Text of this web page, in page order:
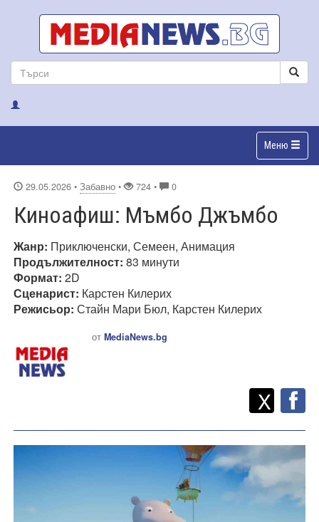
Меню
29.05.2026 • Забавно • 724 • 0
Киноафиш: Мъмбо Джъмбо
Жанр: Приключенски, Семеен, Анимация
Продължителност: 83 минути
Формат: 2D
Сценарист: Карстен Килерих
Режисьор: Стайн Мари Бюл, Карстен Килерих
от MediaNews.bg
Споделете
X